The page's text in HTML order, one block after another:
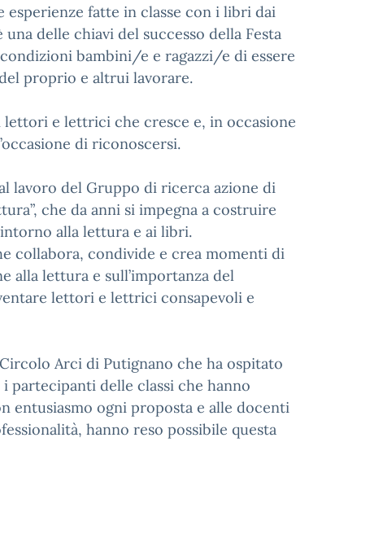
esperienze fatte in classe con i libri dai
delle chiavi del successo della Festa
bambini/e e ragazzi/e di essere
proprio e altrui lavorare.
e lettrici che cresce e, in occasione
di riconoscersi.
lavoro del Gruppo di ricerca azione di
che da anni si impegna a costruire
alla lettura e ai libri.
collabora, condivide e crea momenti di
alla lettura e sull’importanza del
lettori e lettrici consapevoli e
Arci di Putignano che ha ospitato
partecipanti delle classi che hanno
entusiasmo ogni proposta e alle docenti
hanno reso possibile questa